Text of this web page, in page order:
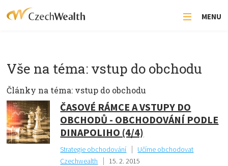
MENU
Vše na téma: vstup do obchodu
Články na téma: vstup do obchodu
ČASOVÉ RÁMCE A VSTUPY DO
OBCHODŮ - OBCHODOVÁNÍ PODLE
DINAPOLIHO (4/4)
Strategie obchodování
Učíme obchodovat
Czechwealth
15. 2. 2015